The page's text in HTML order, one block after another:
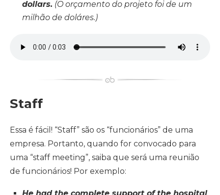
dollars. (O orçamento do projeto foi de um
milhão de doláres.)
Staff
Essa é fácil! “Staff” são os “funcionários” de uma
empresa. Portanto, quando for convocado para
uma “staff meeting”, saiba que será uma reunião
de funcionários! Por exemplo: